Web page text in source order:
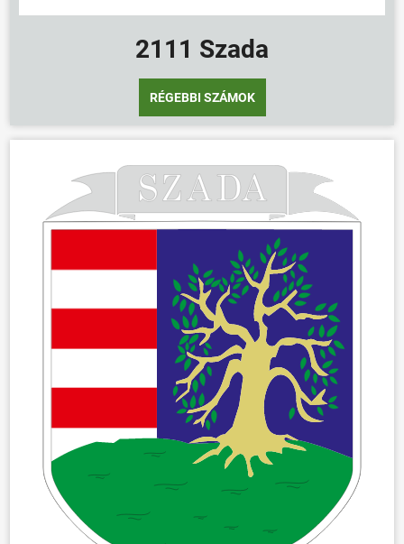
2111 Szada
RÉGEBBI SZÁMOK